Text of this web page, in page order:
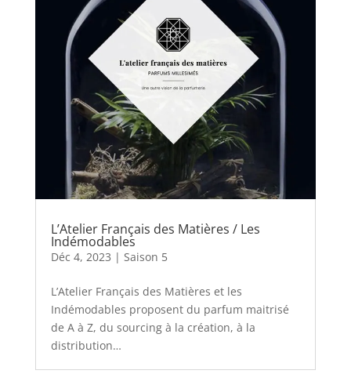
L’Atelier Français des Matières / Les
Indémodables
Déc 4, 2023 | Saison 5
L’Atelier Français des Matières et les
Indémodables proposent du parfum maitrisé
de A à Z, du sourcing à la création, à la
distribution…